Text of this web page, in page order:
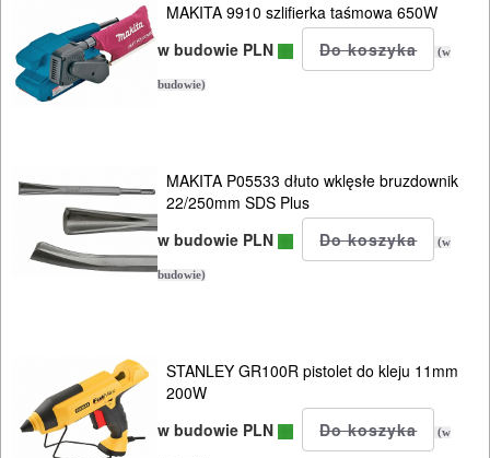
blach
Do
opalarek
Do
zagłębiar..
Do
pił
MAKITA 9910 szlifierka taśmowa 650W
w budowie PLN
(w
budowie)
MAKITA P05533 dłuto wklęsłe bruzdownik
22/250mm SDS Plus
w budowie PLN
(w
budowie)
STANLEY GR100R pistolet do kleju 11mm
200W
w budowie PLN
(w